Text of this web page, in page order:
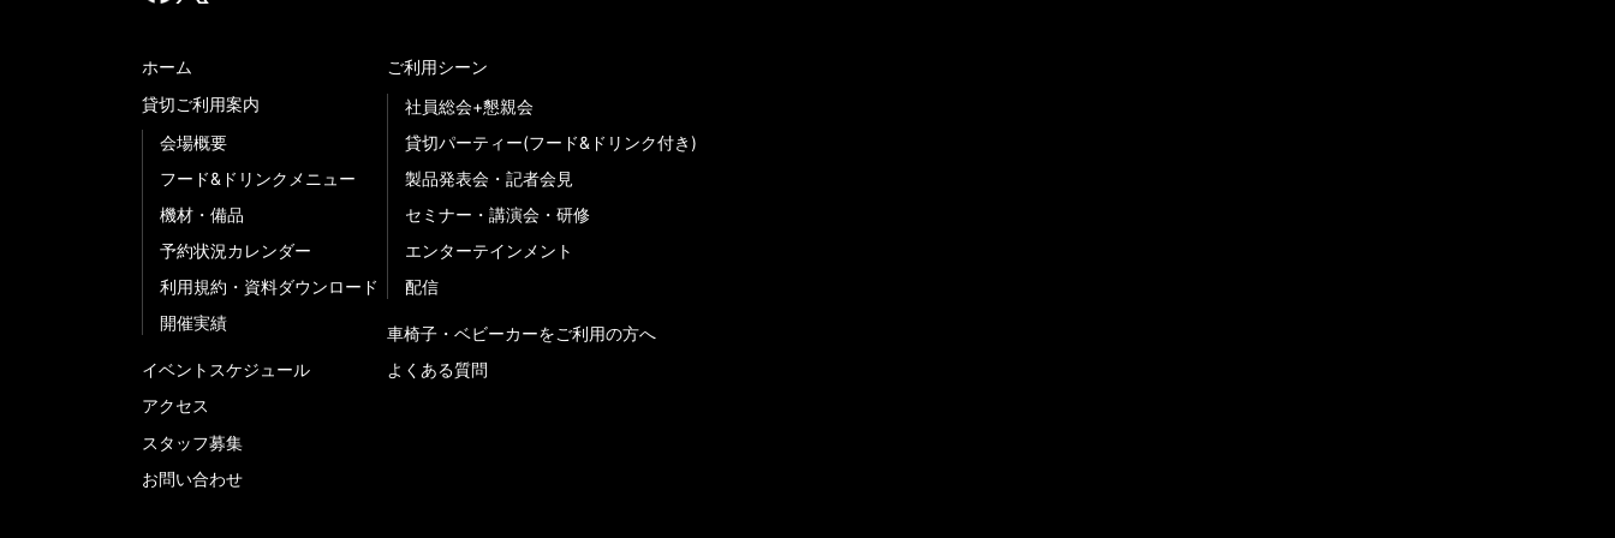
ホーム
貸切ご利用案内
会場概要
フード&ドリンクメニュー
機材・備品
予約状況カレンダー
利用規約・資料ダウンロード
開催実績
イベントスケジュール
アクセス
スタッフ募集
お問い合わせ
ご利用シーン
社員総会+懇親会
貸切パーティー(フード&ドリンク付き)
製品発表会・記者会見
セミナー・講演会・研修
エンターテインメント
配信
車椅子・ベビーカーをご利用の方へ
よくある質問